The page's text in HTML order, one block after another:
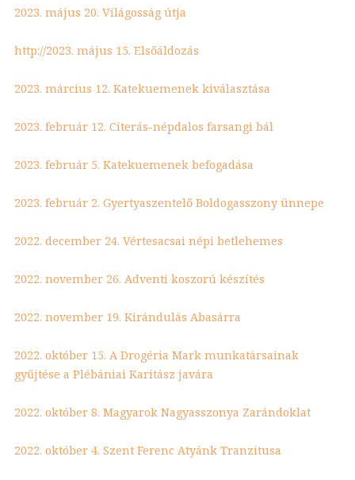
2023. május 20. Világosság útja
http://2023. május 15. Elsőáldozás
2023. március 12. Katekuemenek kiválasztása
2023. február 12. Citerás-népdalos farsangi bál
2023. február 5. Katekuemenek befogadása
2023. február 2. Gyertyaszentelő Boldogasszony ünnepe
2022. december 24. Vértesacsai népi betlehemes
2022. november 26. Adventi koszorú készítés
2022. november 19. Kirándulás Abasárra
2022. október 15. A Drogéria Mark munkatársainak
gyűjtése a Plébániai Karitász javára
2022. október 8. Magyarok Nagyasszonya Zarándoklat
2022. október 4. Szent Ferenc Atyánk Tranzitusa